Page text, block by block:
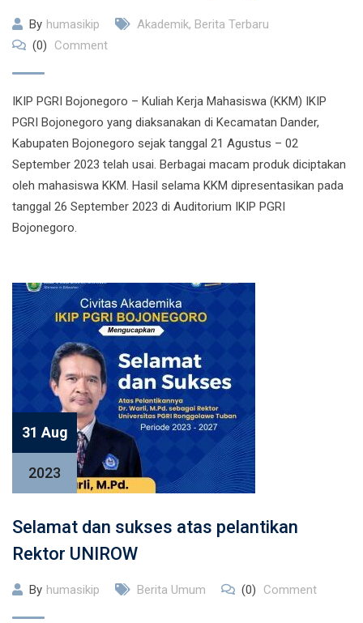
By humasikip Akademik, Berita Terbaru
(0)
Comment
IKIP PGRI Bojonegoro – Kuliah Kerja Mahasiswa (KKM) IKIP
PGRI Bojonegoro yang diaksanakan di Kecamatan Dander,
Kabupaten Bojonegoro sejak tanggal 21 Agustus – 02
September 2023 telah usai. Berbagai macam produk diciptakan
oleh mahasiswa KKM. Hasil selama KKM dipresentasikan pada
tanggal 26 September 2023 di Auditorium IKIP PGRI
Bojonegoro.
31 Aug
2023
Selamat dan sukses atas pelantikan
Rektor UNIROW
By humasikip Berita Umum (0) Comment